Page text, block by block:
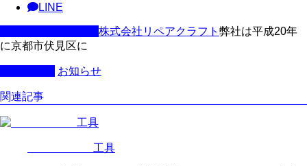
LINE
株式会社リペアクラフト 弊社は平成20年
に京都市伏見区に
お知らせ
関連記事
工具